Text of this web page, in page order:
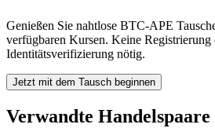
Genießen Sie nahtlose BTC-APE
verfügbaren Kursen. Keine
Identitätsverifizierung nötig.
Jetzt mit dem Tausch beginnen
Verwandte Handelspaare